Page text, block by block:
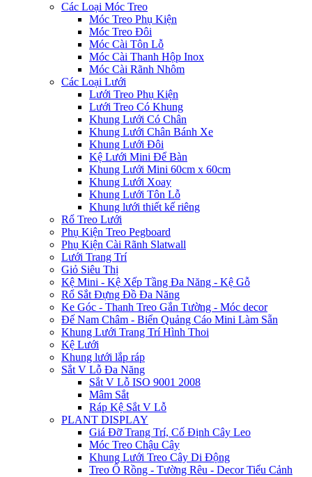
Các Loại Móc Treo
Móc Treo Phụ Kiện
Móc Treo Đôi
Móc Cài Tôn Lỗ
Móc Cài Thanh Hộp Inox
Móc Cài Rãnh Nhôm
Các Loại Lưới
Lưới Treo Phụ Kiện
Lưới Treo Có Khung
Khung Lưới Có Chân
Khung Lưới Chân Bánh Xe
Khung Lưới Đôi
Kệ Lưới Mini Để Bàn
Khung Lưới Mini 60cm x 60cm
Khung Lưới Xoay
Khung Lưới Tôn Lỗ
Khung lưới thiết kế riêng
Rổ Treo Lưới
Phụ Kiện Treo Pegboard
Phụ Kiện Cài Rãnh Slatwall
Lưới Trang Trí
Giỏ Siêu Thị
Kệ Mini - Kệ Xếp Tầng Đa Năng - Kệ Gỗ
Rổ Sắt Đựng Đồ Đa Năng
Ke Góc - Thanh Treo Gắn Tường - Móc decor
Đế Nam Châm - Biển Quảng Cáo Mini Làm Sẵn
Khung Lưới Trang Trí Hình Thoi
Kệ Lưới
Khung lưới lắp ráp
Sắt V Lỗ Đa Năng
Sắt V Lỗ ISO 9001 2008
Mâm Sắt
Ráp Kệ Sắt V Lỗ
PLANT DISPLAY
Giá Đỡ Trang Trí, Cố Định Cây Leo
Móc Treo Chậu Cây
Khung Lưới Treo Cây Di Động
Treo Ổ Rồng - Tường Rêu - Decor Tiểu Cảnh